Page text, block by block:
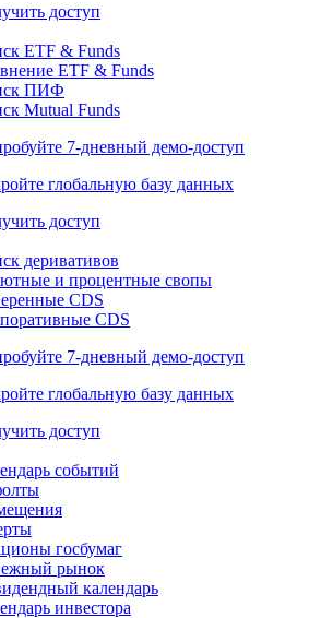
доступ
ETF & Funds
ETF & Funds
ПИФ
Mutual Funds
7-дневный демо-доступ
глобальную базу данных
доступ
деривативов
и процентные свопы
CDS
CDS
7-дневный демо-доступ
глобальную базу данных
доступ
событий
госбумаг
рынок
календарь
инвестора